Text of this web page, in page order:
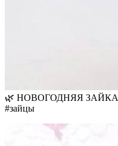
🌿 НОВОГОДНЯЯ ЗАЙКА
#зайцы